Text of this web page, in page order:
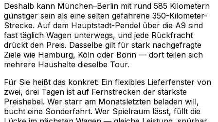
Deshalb kann München–Berlin mit rund 585 Kilometern
günstiger sein als eine selten gefahrene 350-Kilometer-
Strecke. Auf dem Hauptstadt-Pendel über die A9 sind
fast täglich Wagen unterwegs, und jede Rückfracht
drückt den Preis. Dasselbe gilt für stark nachgefragte
Ziele wie Hamburg, Köln oder Bonn — dort teilen sich
mehrere Haushalte dieselbe Tour.
Für Sie heißt das konkret: Ein flexibles Lieferfenster von
zwei, drei Tagen ist auf Fernstrecken der stärkste
Preishebel. Wer starr am Monatsletzten beladen will,
bucht eine Sonderfahrt. Wer Spielraum lässt, füllt die